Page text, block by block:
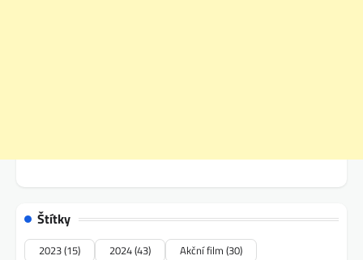
Štítky
2023(15) 2024(43) Akční film (30)